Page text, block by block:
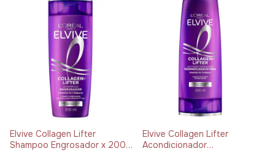
Elvive Collagen Lifter
Shampoo Engrosador x 200
Elvive Collagen Lifter
Acondicionador